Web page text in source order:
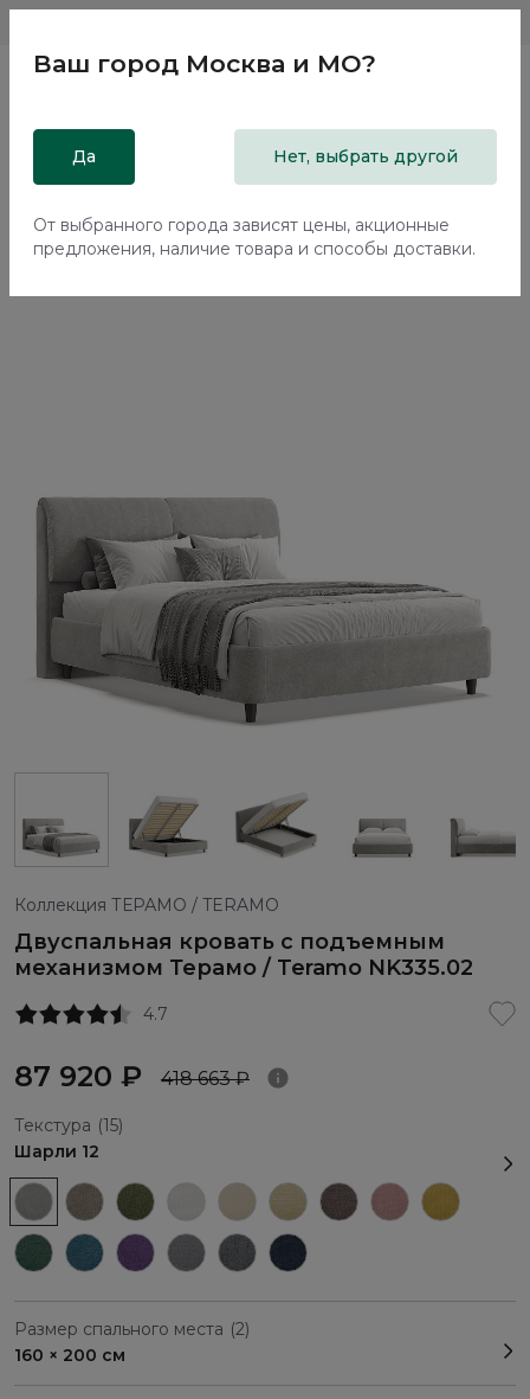
Главная
Кровати
Двуспальная кровать с подъемным механизмом Терамо /
Коллекция ТЕРАМО / TERAMO
Двуспальная кровать с подъемным
механизмом Терамо / Teramo NK335.02
4.7
87 920 ₽ 418 663 ₽
Текстура (15)
Шарли 12
Размер спального места (2)
160 × 200 см
Ваш город Москва и МО?
Да Нет, выбрать другой
От выбранного города зависят цены, акционные
предложения, наличие товара и способы доставки.